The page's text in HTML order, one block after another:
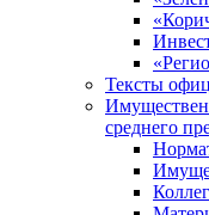
Тексты
среднего